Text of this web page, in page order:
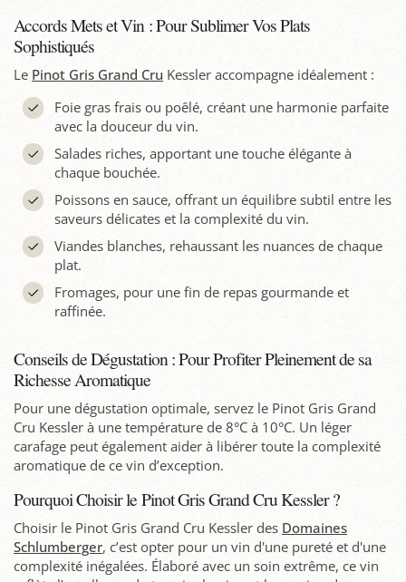
Accords Mets et Vin : Pour Sublimer Vos Plats
Sophistiqués
Le Pinot Gris Grand Cru Kessler accompagne idéalement :
Foie gras frais ou poêlé, créant une harmonie parfaite
avec la douceur du vin.
Salades riches, apportant une touche élégante à
chaque bouchée.
Poissons en sauce, offrant un équilibre subtil entre les
saveurs délicates et la complexité du vin.
Viandes blanches, rehaussant les nuances de chaque
plat.
Fromages, pour une fin de repas gourmande et
raffinée.
Conseils de Dégustation : Pour Profiter Pleinement de sa
Richesse Aromatique
Pour une dégustation optimale, servez le Pinot Gris Grand
Cru Kessler à une température de 8°C à 10°C. Un léger
carafage peut également aider à libérer toute la complexité
aromatique de ce vin d’exception.
Pourquoi Choisir le Pinot Gris Grand Cru Kessler ?
Choisir le Pinot Gris Grand Cru Kessler des Domaines
Schlumberger, c’est opter pour un vin d'une pureté et d'une
complexité inégalées. Élaboré avec un soin extrême, ce vin